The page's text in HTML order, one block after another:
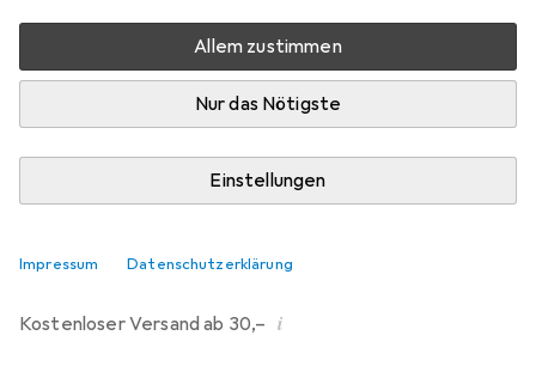
Allem zustimmen
Nur das Nötigste
Einstellungen
Impressum Datenschutzerklärung
Lieferort angeben für genaue Lieferzeit
BergzeitDE
In den Warenkorb
Vergleichen
Kostenloser Versand ab 30,– i